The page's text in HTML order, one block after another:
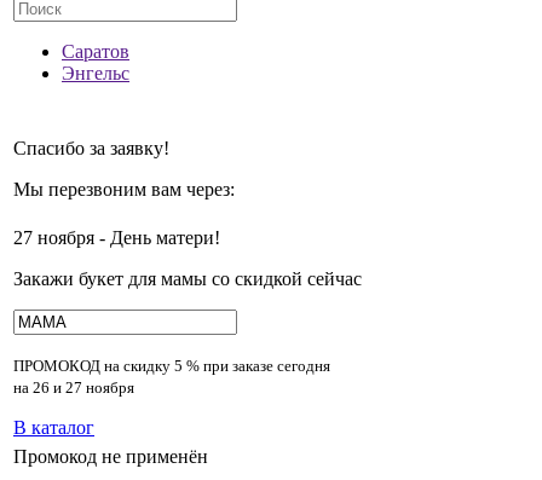
Саратов
Энгельс
Спасибо за заявку!
Мы перезвоним вам через:
27 ноября - День матери!
Закажи букет для мамы со скидкой сейчас
ПРОМОКОД на скидку 5 % при заказе сегодня
на 26 и 27 ноября
В каталог
Промокод не применён